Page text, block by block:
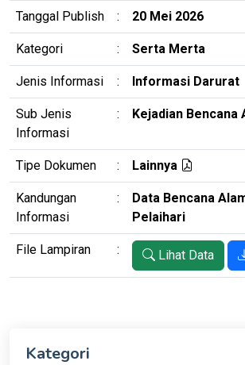
Tanggal Publish : 20 Mei 2026
Kategori : Serta Merta
Jenis Informasi : Informasi Darurat
Sub Jenis
Informasi
: Kejadian Bencana
Tipe Dokumen : Lainnya
Kandungan
Informasi
:
Data Bencana
Pelaihari
File Lampiran : Lihat Data
Kategori